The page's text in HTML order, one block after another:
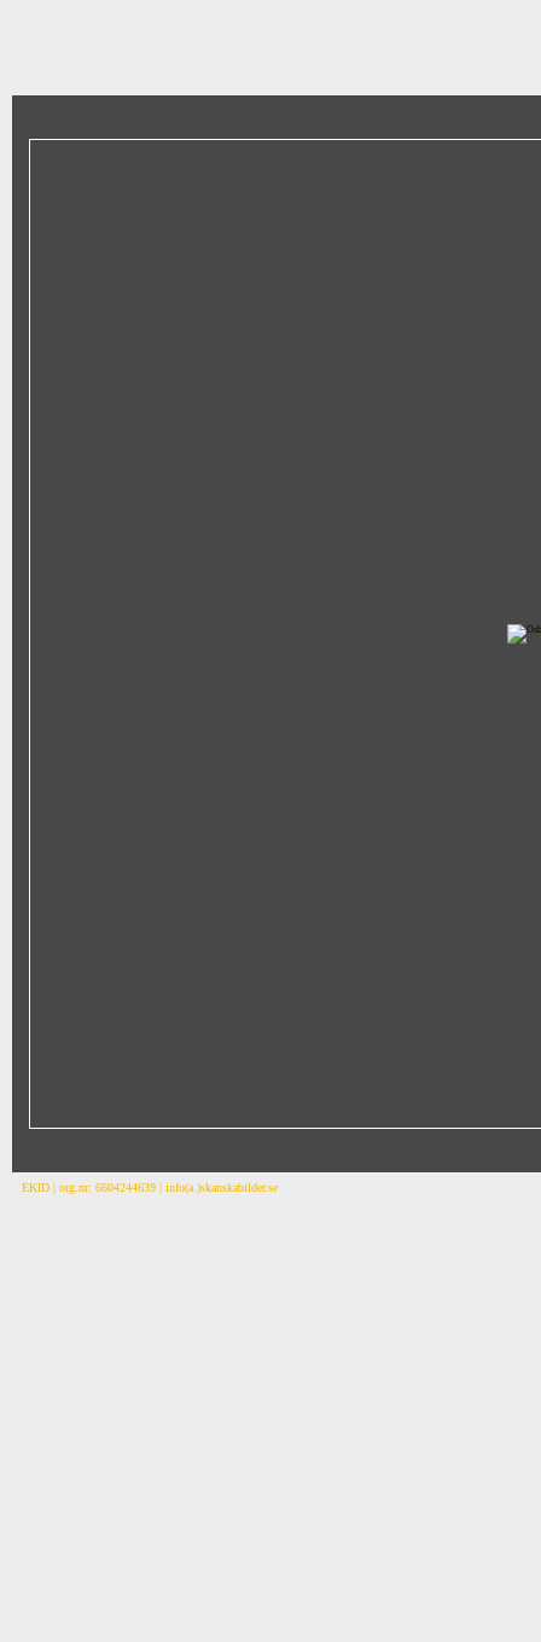
EKID | org.nr: 6604244639 | info(a.)skanskabilder.se